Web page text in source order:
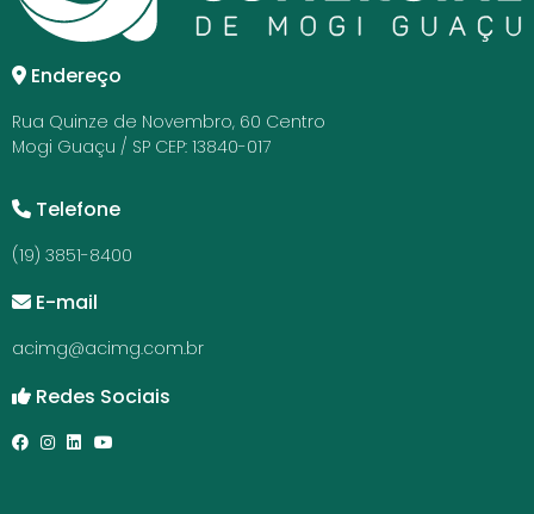
Endereço
Rua Quinze de Novembro, 60 Centro
Mogi Guaçu / SP CEP: 13840-017
Telefone
(19) 3851-8400
E-mail
acimg@acimg.com.br
Redes Sociais